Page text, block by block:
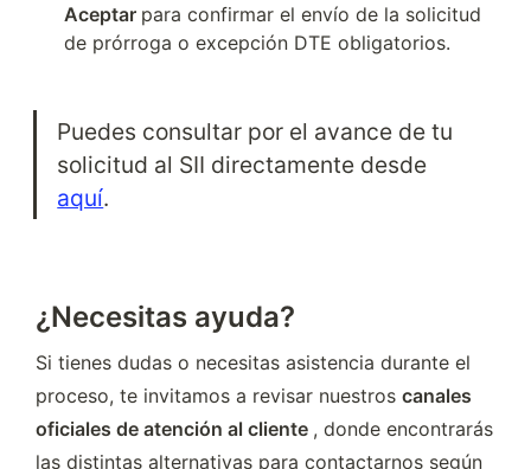
Aceptar para confirmar el envío de la solicitud
de prórroga o excepción DTE obligatorios.
Puedes consultar por el avance de tu
aquí.
¿Necesitas ayuda?
Si tienes dudas o necesitas asistencia durante el
proceso, te invitamos a revisar nuestros canales
oficiales de atención al cliente , donde encontrarás
las distintas alternativas para contactarnos según